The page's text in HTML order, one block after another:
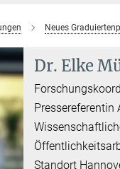
Neues
Dr. Elke
Pressereferentin
Standort